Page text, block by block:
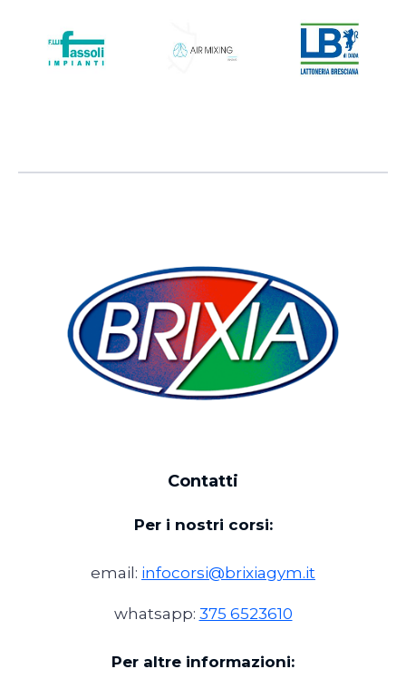
Contatti
Per i nostri corsi:
email: infocorsi@brixiagym.it
whatsapp: 375 6523610
Per altre informazioni: